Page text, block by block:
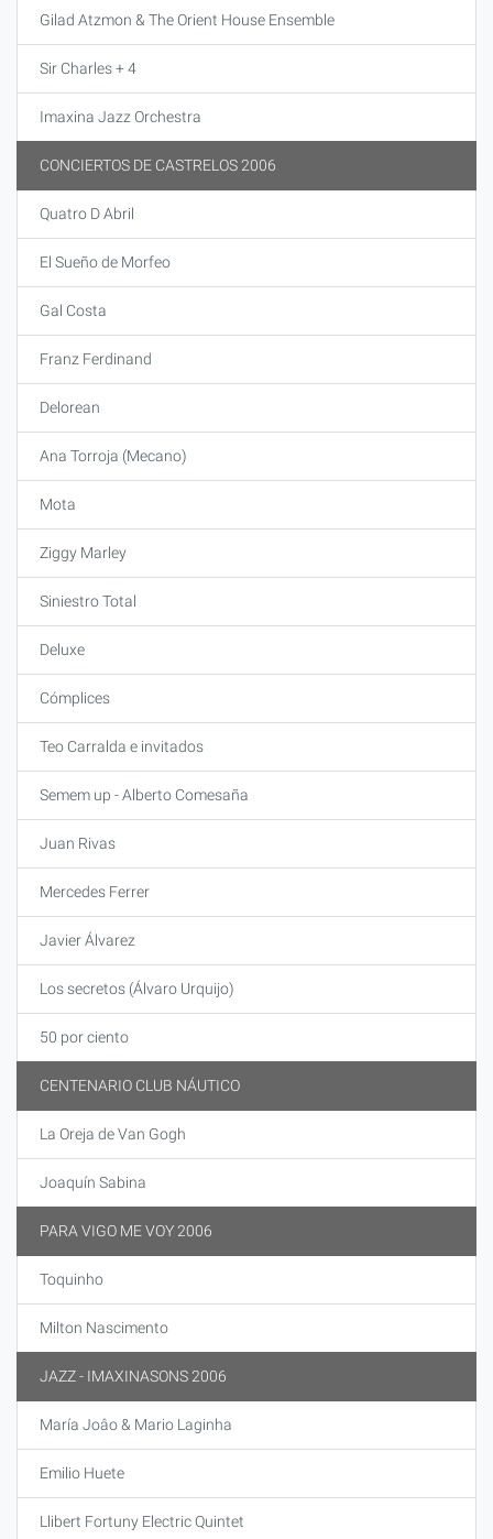
Gilad Atzmon & The Orient House Ensemble
Sir Charles + 4
Imaxina Jazz Orchestra
CONCIERTOS DE CASTRELOS 2006
Quatro D Abril
El Sueño de Morfeo
Gal Costa
Franz Ferdinand
Delorean
Ana Torroja (Mecano)
Mota
Ziggy Marley
Siniestro Total
Deluxe
Cómplices
Teo Carralda e invitados
Semem up - Alberto Comesaña
Juan Rivas
Mercedes Ferrer
Javier Álvarez
Los secretos (Álvaro Urquijo)
50 por ciento
CENTENARIO CLUB NÁUTICO
La Oreja de Van Gogh
Joaquín Sabina
PARA VIGO ME VOY 2006
Toquinho
Milton Nascimento
JAZZ - IMAXINASONS 2006
María Joâo & Mario Laginha
Emilio Huete
Llibert Fortuny Electric Quintet